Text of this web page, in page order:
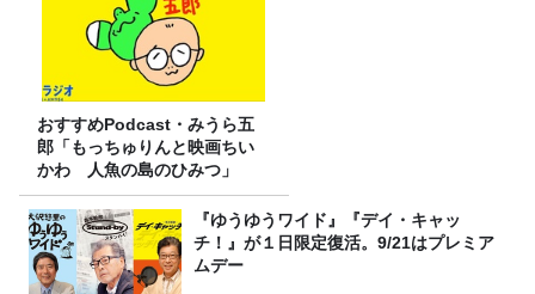
おすすめPodcast・みうら五
郎「もっちゅりんと映画ちい
かわ 人魚の島のひみつ」
『ゆうゆうワイド』『デイ・キャッ
チ！』が１日限定復活。9/21はプレミア
ムデー